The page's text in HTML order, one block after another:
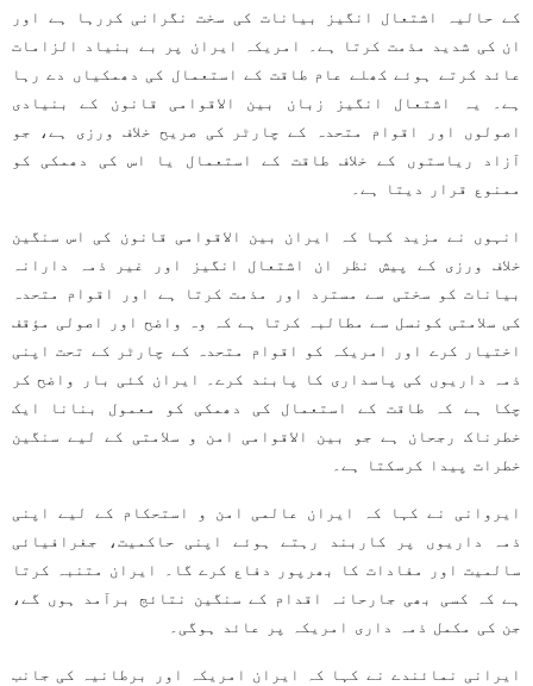
کے حالیہ اشتعال انگیز بیانات کی سخت نگرانی کررہا ہے اور
ان کی شدید مذمت کرتا ہے۔ امریکہ ایران پر بے بنیاد الزامات
عائد کرتے ہوئے کھلے عام طاقت کے استعمال کی دھمکیاں دے رہا
ہے۔ یہ اشتعال انگیز زبان بین الاقوامی قانون کے بنیادی
اصولوں اور اقوام متحدہ کے چارٹر کی صریح خلاف ورزی ہے، جو
آزاد ریاستوں کے خلاف طاقت کے استعمال یا اس کی دھمکی کو
ممنوع قرار دیتا ہے۔
انہوں نے مزید کہا کہ ایران بین الاقوامی قانون کی اس سنگین
خلاف ورزی کے پیش نظر ان اشتعال انگیز اور غیر ذمہ دارانہ
بیانات کو سختی سے مسترد اور مذمت کرتا ہے اور اقوام متحدہ
کی سلامتی کونسل سے مطالبہ کرتا ہے کہ وہ واضح اور اصولی مؤقف
اختیار کرے اور امریکہ کو اقوام متحدہ کے چارٹر کے تحت اپنی
ذمہ داریوں کی پاسداری کا پابند کرے۔ ایران کئی بار واضح کر
چکا ہے کہ طاقت کے استعمال کی دھمکی کو معمول بنانا ایک
خطرناک رجحان ہے جو بین الاقوامی امن و سلامتی کے لیے سنگین
خطرات پیدا کرسکتا ہے۔
ایروانی نے کہا کہ ایران عالمی امن و استحکام کے لیے اپنی
ذمہ داریوں پر کاربند رہتے ہوئے اپنی حاکمیت، جغرافیائی
سالمیت اور مفادات کا بھرپور دفاع کرے گا۔ ایران متنبہ کرتا
ہے کہ کسی بھی جارحانہ اقدام کے سنگین نتائج برآمد ہوں گے،
جن کی مکمل ذمہ داری امریکہ پر عائد ہوگی۔
ایرانی نمائندے نے کہا کہ ایران امریکہ اور برطانیہ کی جانب